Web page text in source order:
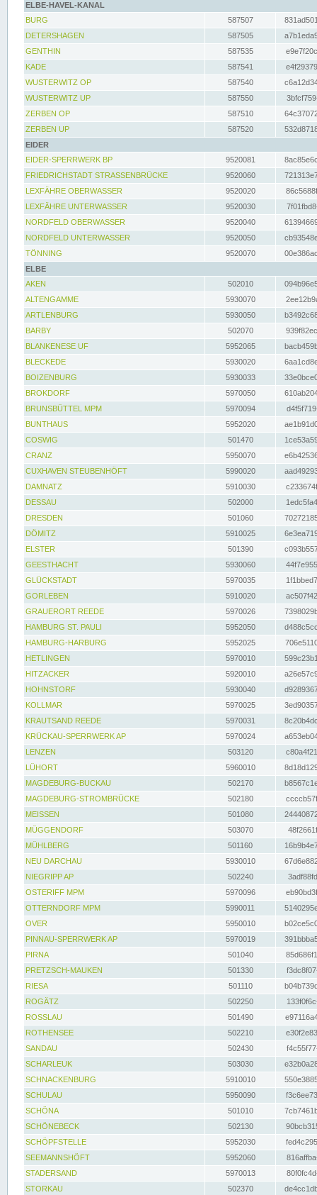
ELBE-HAVEL-KANAL
BURG
587507
DETERSHAGEN
587505
GENTHIN
587535
KADE
587541
WUSTERWITZ OP
587540
WUSTERWITZ UP
587550
ZERBEN OP
587510
ZERBEN UP
587520
EIDER
EIDER-SPERRWERK BP
9520081
FRIEDRICHSTADT STRASSENBRÜCKE
9520060
LEXFÄHRE OBERWASSER
9520020
LEXFÄHRE UNTERWASSER
9520030
NORDFELD OBERWASSER
9520040
NORDFELD UNTERWASSER
9520050
TÖNNING
9520070
ELBE
AKEN
502010
ALTENGAMME
5930070
ARTLENBURG
5930050
BARBY
502070
BLANKENESE UF
5952065
BLECKEDE
5930020
BOIZENBURG
5930033
BROKDORF
5970050
BRUNSBÜTTEL MPM
5970094
BUNTHAUS
5952020
COSWIG
501470
CRANZ
5950070
CUXHAVEN STEUBENHÖFT
5990020
DAMNATZ
5910030
DESSAU
502000
DRESDEN
501060
DÖMITZ
5910025
ELSTER
501390
GEESTHACHT
5930060
GLÜCKSTADT
5970035
GORLEBEN
5910020
GRAUERORT REEDE
5970026
HAMBURG ST. PAULI
5952050
HAMBURG-HARBURG
5952025
HETLINGEN
5970010
HITZACKER
5920010
HOHNSTORF
5930040
KOLLMAR
5970025
KRAUTSAND REEDE
5970031
KRÜCKAU-SPERRWERK AP
5970024
LENZEN
503120
LÜHORT
5960010
MAGDEBURG-BUCKAU
502170
MAGDEBURG-STROMBRÜCKE
502180
MEISSEN
501080
MÜGGENDORF
503070
MÜHLBERG
501160
NEU DARCHAU
5930010
NIEGRIPP AP
502240
OSTERIFF MPM
5970096
OTTERNDORF MPM
5990011
OVER
5950010
PINNAU-SPERRWERK AP
5970019
PIRNA
501040
PRETZSCH-MAUKEN
501330
RIESA
501110
ROGÄTZ
502250
ROSSLAU
501490
ROTHENSEE
502210
SANDAU
502430
SCHARLEUK
503030
SCHNACKENBURG
5910010
SCHULAU
5950090
SCHÖNA
501010
SCHÖNEBECK
502130
SCHÖPFSTELLE
5952030
SEEMANNSHÖFT
5952060
STADERSAND
5970013
STORKAU
502370